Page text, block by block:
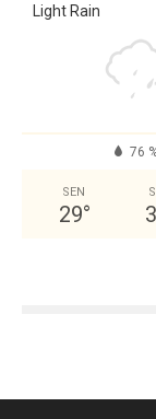
Light Rain
76
SEN
29°